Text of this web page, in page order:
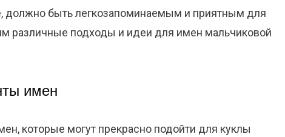
должно быть легкозапоминаемым и приятным для
различные подходы и идеи для имен мальчиковой
имен
которые могут прекрасно подойти для куклы